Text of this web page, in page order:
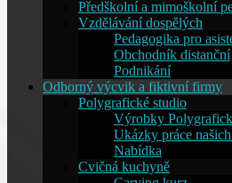
Předškolní a mimoškolní
Vzdělávání dospělých
Pedagogika pro
Obchodník distanční
Podnikání
Odborný výcvik a fiktivní firmy
Polygrafické studio
Výrobky
Ukázky práce
Nabídka
Cvičná kuchyně